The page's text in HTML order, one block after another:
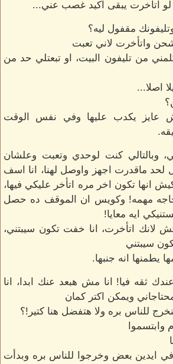
اتأخرت يبقى اكيد غصب عني...
مقفول ليه؟
واتأخرت لاني تعبت
من تليفون البيت، او تبعتلي حد من
اصلا...
عايز يكدب عليها وفي نفس الوقت
وبالتالي كنت لوحدي وتعبت وعلشان
ماقدرت اجهز واوصل لهنا، انا اسف
انها تكون اخر مره اتأخر عليكي فيها،
مهمه! وكويس ان الموقف ده حصل
ايه معايا!
لانك اتأخرت، انا خفت تكون سيبتني،
سيبتني
يطمنها انه جنبها.
ثقه فيا! انا مش هبعد عنك ابدا، انا
ويمكن اكتر كمان
للناس بره ولا هتفضل هنا كتير!؟
ايدين بعض وخرجوا للناس بره وبدأت